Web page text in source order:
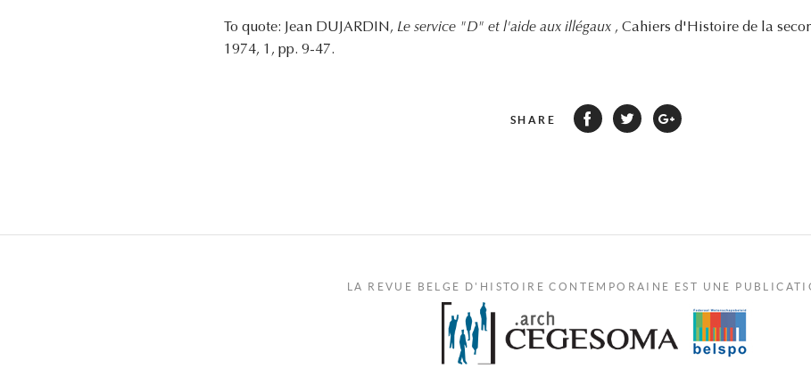
To quote: Jean DUJARDIN, Le service "D" et l'aide aux illégaux , Cahiers d'Histoire de la
1974, 1, pp. 9-47.
SHARE
LA REVUE BELGE D'HISTOIRE CONTEMPORAINE EST UNE